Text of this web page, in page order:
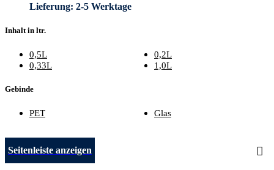
Lieferung: 2-5 Werktage
Inhalt in ltr.
0,5L
0,33L
0,2L
1,0L
Gebinde
PET Glas
Seitenleiste anzeigen